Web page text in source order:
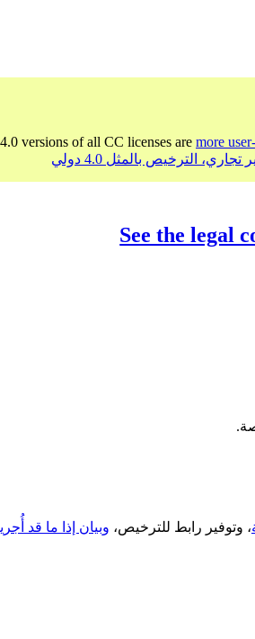
versions of all CC licenses are more
See the legal
، وتوفير رابط للترخيص، وبيان إذا ما قد